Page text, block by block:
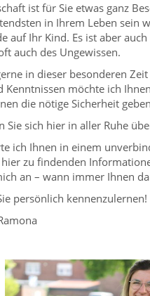
ist für Sie etwas ganz
in Ihrem Leben sein
auf Ihr Kind. Es ist aber
auch des Ungewissen.
in dieser besonderen
Kenntnissen möchte ich
die nötige Sicherheit
Sie sich hier in aller Ruhe
ich Ihnen in einem
zu findenden
an – wann immer Ihnen
persönlich kennenzulernen!